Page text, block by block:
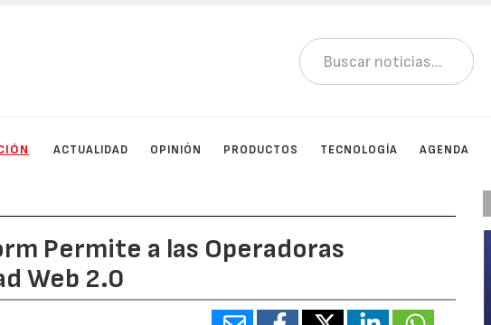
ACTUALIDAD OPINIÓN PRODUCTOS TECNOLOGÍA AGENDA
Permite a las Operadoras
Web 2.0